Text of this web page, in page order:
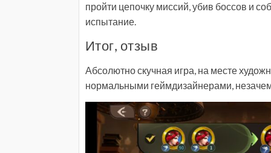
пройти цепочку миссий, убив боссов и
испытание.
Итог, отзыв
Абсолютно скучная игра, на месте
нормальными геймдизайнерами,